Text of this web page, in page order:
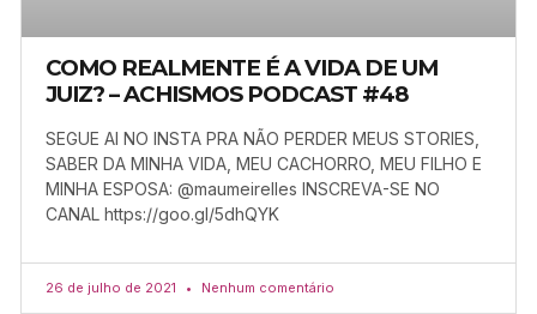
COMO REALMENTE É A VIDA DE UM
JUIZ? – ACHISMOS PODCAST #48
SEGUE AI NO INSTA PRA NÃO PERDER MEUS STORIES,
SABER DA MINHA VIDA, MEU CACHORRO, MEU FILHO E
MINHA ESPOSA: @maumeirelles INSCREVA-SE NO
CANAL https://goo.gl/5dhQYK
26 de julho de 2021 Nenhum comentário